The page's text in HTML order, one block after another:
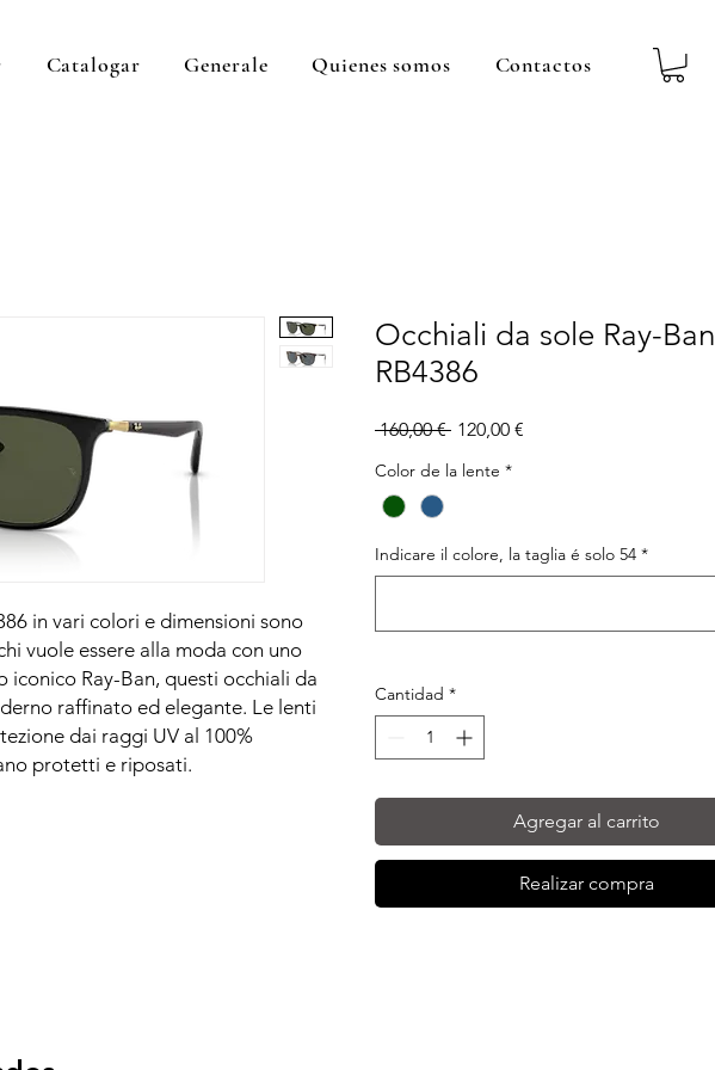
Catalogar Generale Quienes somos Contactos
in vari colori e dimensioni sono
vuole essere alla moda con uno
Ray-Ban, questi occhiali da
raffinato ed elegante. Le lenti
dai raggi UV al 100%
protetti e riposati.
Occhiali da sole Ray-Ban
RB4386
160,00 € Precio
120,00 €
Color de la lente *
Indicare il colore, la taglia é solo 54 *
Cantidad *
Agregar al carrito
Realizar compra